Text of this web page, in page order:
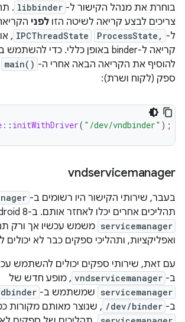
בוחרת את מנהל הקישור ל- libbinder
.
צריכים לבצע קריאה לשיטה הזו לפני
ל- ProcessState,
IPCThreadState
,
להוסיף את הקריאה הבאה אחרי ה- main()
ספק (לקוח ושרת):
: initWithDriver( "/dev/vndbinder" ) ;
vndservicemanager
בעבר, שירותי הקישור היו רשומים ב-
תהליכים אחרים יכלו לאחזר אותם. ב-Android 8,‏
servicemanager
ואפליקציות, ותהליכי ספקים כבר לא יכולים
עם זאת, שירותי ספקים יכולים להשתמש
ב- vndservicemanager , מופע חדש של
servicemanager שמשתמש ב-
ב- /dev/binder , שנוצר מאותם מקורות